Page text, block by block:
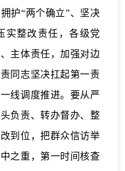
护“两个确立”、坚决
实整改责任，各级党
主体责任，加强对边
同志坚决扛起第一责
线调度推进。要从严
负责、转办督办、整
到位，把群众信访举
之重，第一时间核查